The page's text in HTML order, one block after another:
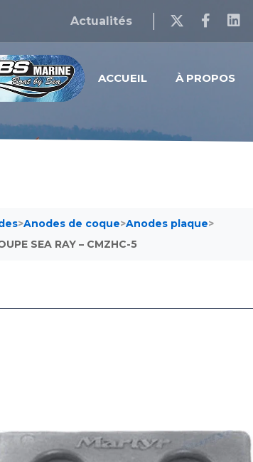
Actualités
ACCUEIL À PROPOS
>Anodes de coque>Anodes plaque>
SEA RAY – CMZHC-5